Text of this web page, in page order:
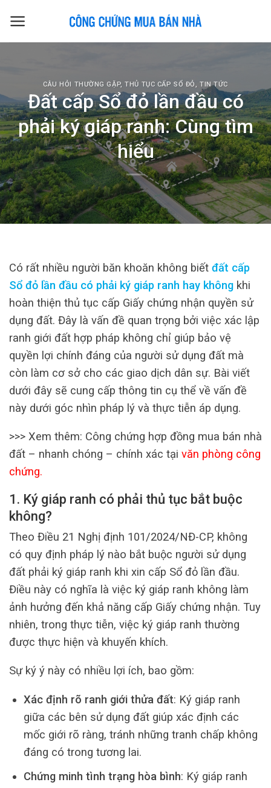
CÂU HỎI THƯỜNG GẶP,THỦ TỤC CẤP SỔ ĐỎ, TIN TỨC
Đất cấp Sổ đỏ lần đầu có
phải ký giáp ranh: Cùng tìm
hiểu
Có rất nhiều người băn khoăn không biết đất cấp
Sổ đỏ lần đầu có phải ký giáp ranh hay không khi
hoàn thiện thủ tục cấp Giấy chứng nhận quyền sử
dụng đất. Đây là vấn đề quan trọng bởi việc xác lập
ranh giới đất hợp pháp không chỉ giúp bảo vệ
quyền lợi chính đáng của người sử dụng đất mà
còn làm cơ sở cho các giao dịch dân sự. Bài viết
dưới đây sẽ cung cấp thông tin cụ thể về vấn đề
này dưới góc nhìn pháp lý và thực tiễn áp dụng.
>>> Xem thêm: Công chứng hợp đồng mua bán nhà
đất – nhanh chóng – chính xác tại văn phòng công
chứng.
1. Ký giáp ranh có phải thủ tục bắt buộc
không?
Theo Điều 21 Nghị định 101/2024/NĐ-CP, không
có quy định pháp lý nào bắt buộc người sử dụng
đất phải ký giáp ranh khi xin cấp Sổ đỏ lần đầu.
Điều này có nghĩa là việc ký giáp ranh không làm
ảnh hưởng đến khả năng cấp Giấy chứng nhận. Tuy
nhiên, trong thực tiễn, việc ký giáp ranh thường
được thực hiện và khuyến khích.
Sự ký ý này có nhiều lợi ích, bao gồm:
Xác định rõ ranh giới thửa đất: Ký giáp ranh
giữa các bên sử dụng đất giúp xác định các
mốc giới rõ ràng, tránh những tranh chấp không
đáng có trong tương lai.
Chứng minh tình trạng hòa bình: Ký giáp ranh